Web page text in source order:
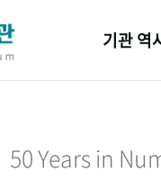
기관 역
50 Years in